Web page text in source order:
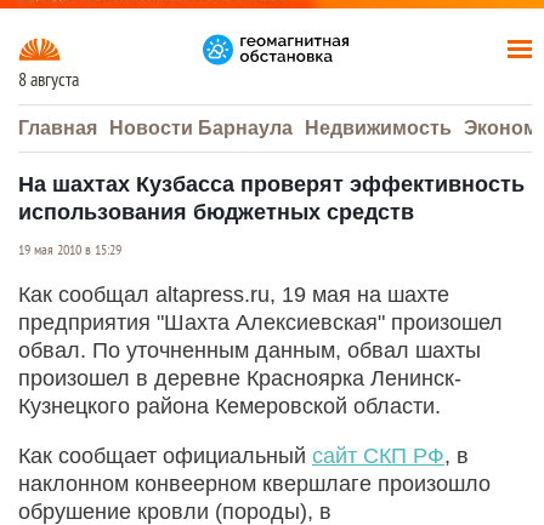
8 августа
Главная Новости Барнаула Недвижимость
На шахтах Кузбасса проверят эффективность
использования бюджетных средств
19 мая 2010 в 15:29
Как сообщал altapress.ru, 19 мая на шахте
предприятия "Шахта Алексиевская" произошел
обвал. По уточненным данным, обвал шахты
произошел в деревне Красноярка Ленинск-
Кузнецкого района Кемеровской области.
Как сообщает официальный сайт СКП РФ, в
наклонном конвеерном квершлаге произошло
обрушение кровли (породы), в